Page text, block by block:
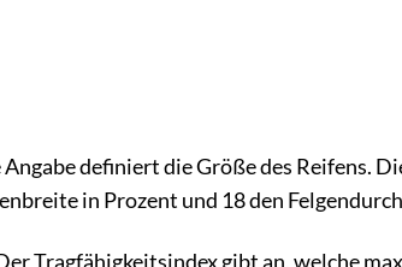
Angabe definiert die Größe des Reifens.
in Prozent und 18 den
Tragfähigkeitsindex gibt an, welche